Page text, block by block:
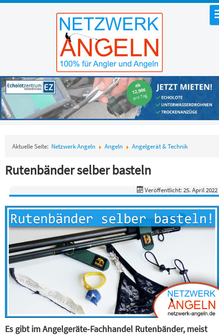
Aktuelle Seite: Netzwerk Angeln Angeln Angelgerät & Technik
Rutenbänder selber basteln
Veröffentlicht: 25. April 2022
Es gibt im Angelgeräte-Fachhandel Rutenbänder, meist